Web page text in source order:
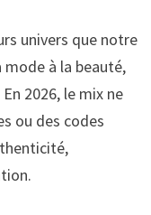
univers que notre
à la beauté,
2026, le mix ne
ou des codes